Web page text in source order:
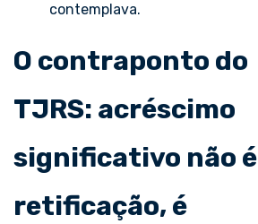
contemplava.
O contraponto do
TJRS: acréscimo
significativo não é
retificação, é